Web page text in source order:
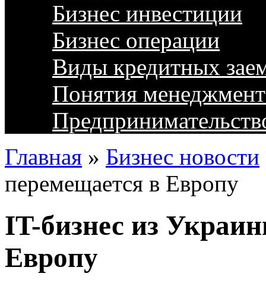
Бизнес инвестиции
Бизнес операции
Виды кредитных
Понятия
Главная » Бизнес новости
перемещается в Европу
IT-бизнес из
Европу